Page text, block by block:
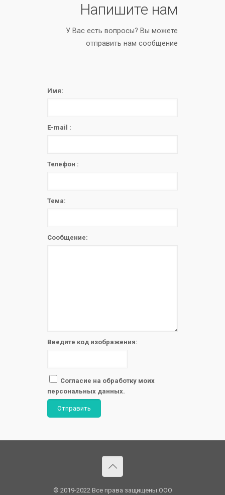
Напишите нам
У Вас есть вопросы? Вы можете
отправить нам сообщение
Имя:
E-mail :
Телефон :
Тема:
Сообщение:
Введите код изображения:
Согласие на обработку моих
персональных данных.
Отправить
© 2019-2022 Все права защищены.OOO